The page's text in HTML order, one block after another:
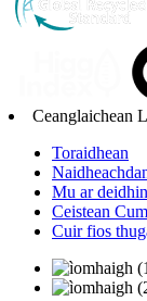
Ceanglaichean
Toraidhean
Mu ar
Ceistean
Cuir fios